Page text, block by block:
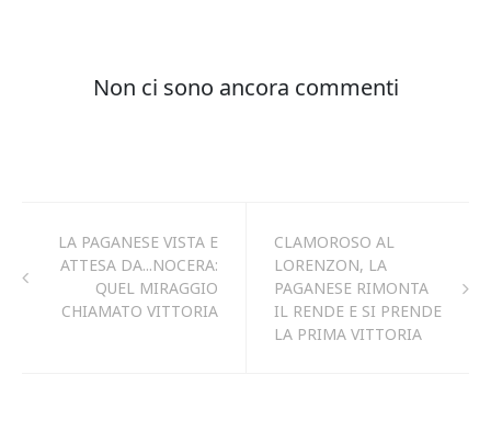
LA PAGANESE VISTA E
ATTESA DA...NOCERA:
QUEL MIRAGGIO
CHIAMATO VITTORIA
CLAMOROSO AL
LORENZON, LA
PAGANESE RIMONTA
IL RENDE E SI PRENDE
LA PRIMA VITTORIA